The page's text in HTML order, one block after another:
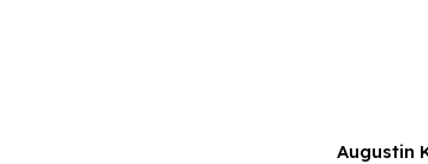
Augustin